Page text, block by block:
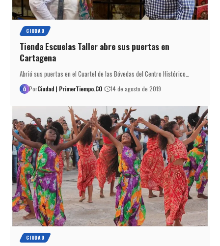
CIUDAD
Tienda Escuelas Taller abre sus puertas en
Cartagena
Abrió sus puertas en el Cuartel de las Bóvedas del Centro Histórico…
PorCiudad | PrimerTiempo.CO 14 de agosto de 2019
CIUDAD